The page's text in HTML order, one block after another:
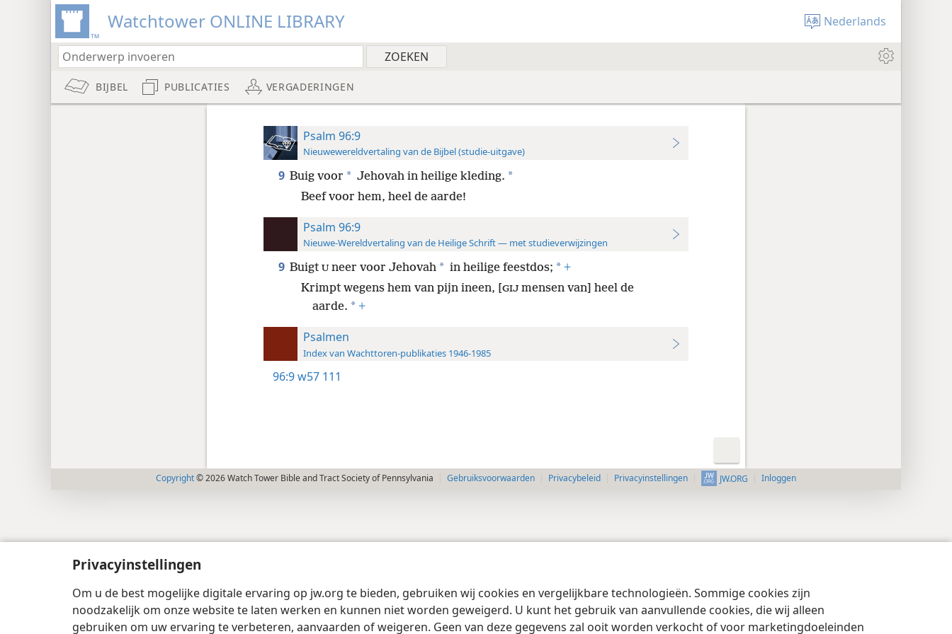
Privacyinstellingen
Om u de best mogelijke digitale ervaring op jw.org te bieden, gebruiken wij cookies en vergelijkbare technologieën. Sommige cookies zijn
noodzakelijk om onze website te laten werken en kunnen niet worden geweigerd. U kunt het gebruik van aanvullende cookies, die wij alleen
gebruiken om uw ervaring te verbeteren, aanvaarden of weigeren. Geen van deze gegevens zal ooit worden verkocht of voor marketingdoeleinden
Watchtower ONLINE LIBRARY Nederlands
BIJBEL PUBLICATIES VERGADERINGEN
Psalm 96:9
Nieuwewereldvertaling van de Bijbel (studie-uitgave)
9 Buig voor * Jehovah in heilige kleding. *
Beef voor hem, heel de aarde!
Psalm 96:9
Nieuwe-Wereldvertaling van de Heilige Schrift — met studieverwijzingen
9 Buigt Uneer voor Jehovah * in heilige feestdos; * +
Krimpt wegens hem van pijn ineen, [GIJmensen van] heel de
aarde. * +
Psalmen
Index van Wachttoren-publikaties 1946-1985
96:9w57 111
Copyright© 2026 Watch Tower Bible and Tract Society of Pennsylvania Gebruiksvoorwaarden Privacybeleid Privacyinstellingen JW.ORG Inloggen